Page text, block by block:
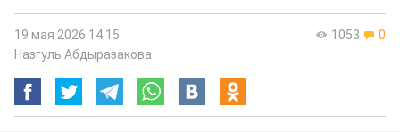
1053 0
19 мая 2026 14:15
Назгуль Абдыразакова